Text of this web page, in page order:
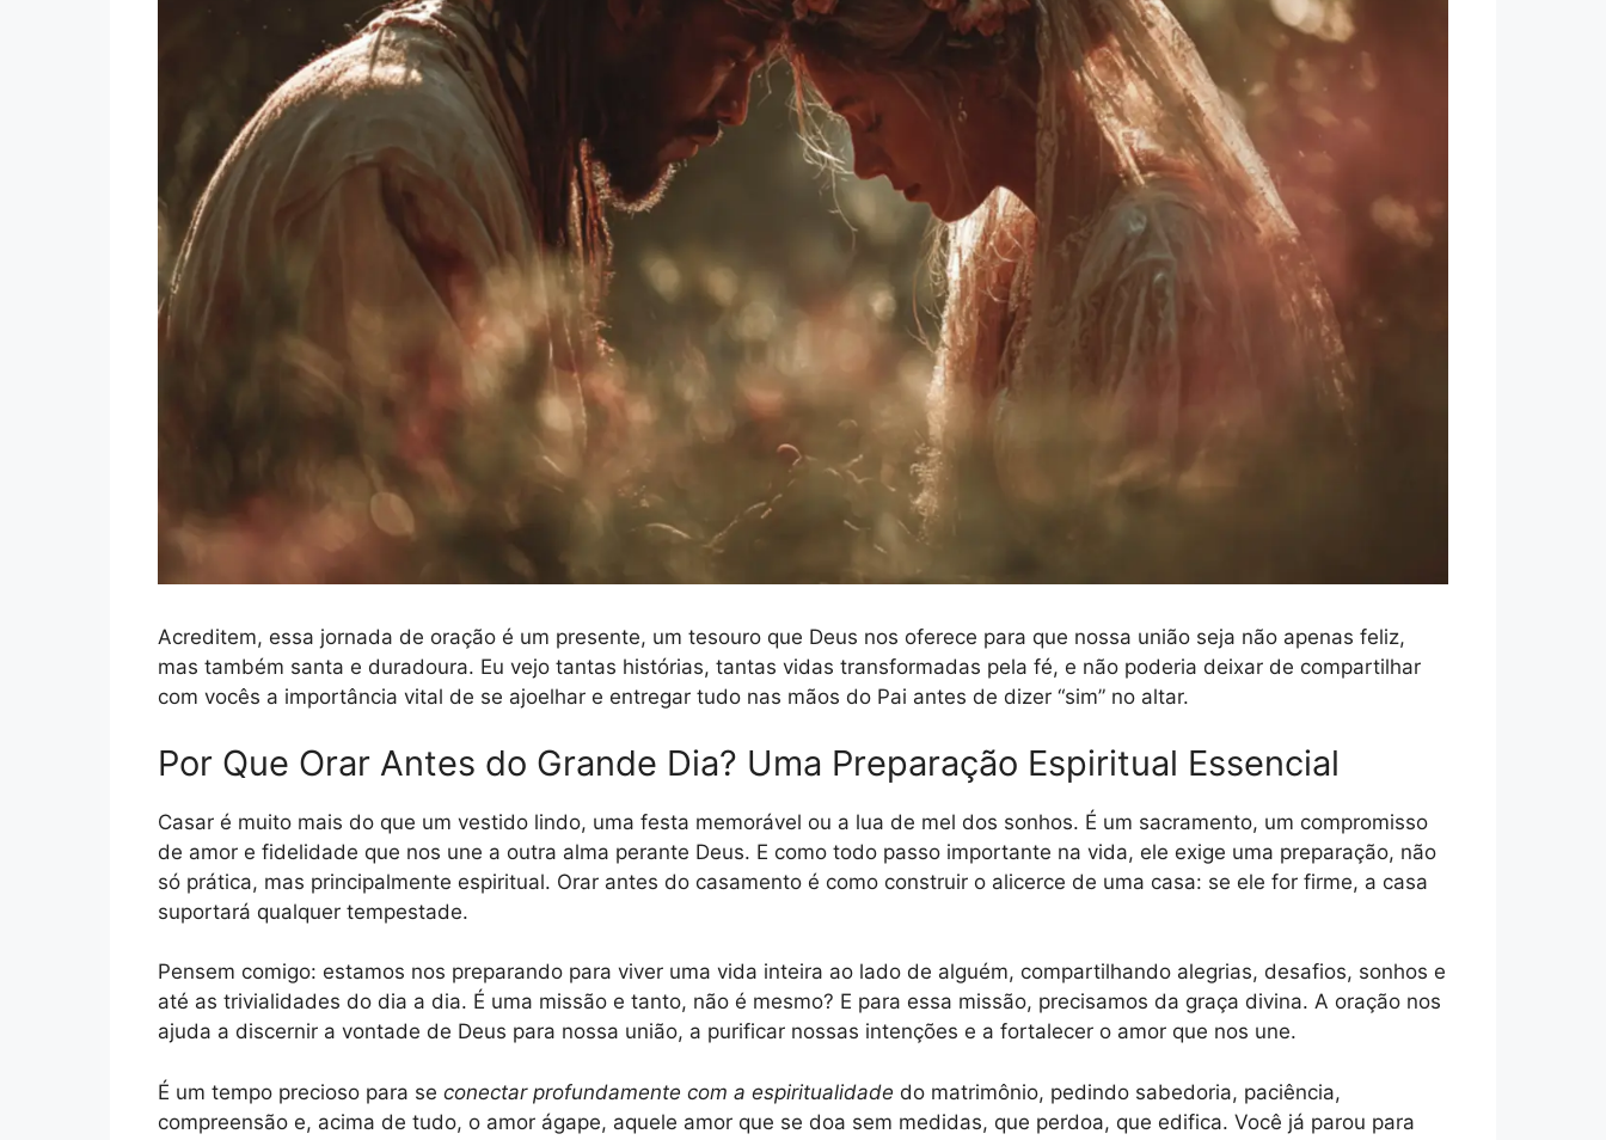
Acreditem, essa jornada de oração é um presente, um tesouro que Deus nos oferece para que nossa união seja não apenas feliz,
mas também santa e duradoura. Eu vejo tantas histórias, tantas vidas transformadas pela fé, e não poderia deixar de compartilhar
com vocês a importância vital de se ajoelhar e entregar tudo nas mãos do Pai antes de dizer “sim” no altar.
Por Que Orar Antes do Grande Dia? Uma Preparação Espiritual Essencial
Casar é muito mais do que um vestido lindo, uma festa memorável ou a lua de mel dos sonhos. É um sacramento, um compromisso
de amor e fidelidade que nos une a outra alma perante Deus. E como todo passo importante na vida, ele exige uma preparação, não
só prática, mas principalmente espiritual. Orar antes do casamento é como construir o alicerce de uma casa: se ele for firme, a casa
suportará qualquer tempestade.
Pensem comigo: estamos nos preparando para viver uma vida inteira ao lado de alguém, compartilhando alegrias, desafios, sonhos e
até as trivialidades do dia a dia. É uma missão e tanto, não é mesmo? E para essa missão, precisamos da graça divina. A oração nos
ajuda a discernir a vontade de Deus para nossa união, a purificar nossas intenções e a fortalecer o amor que nos une.
É um tempo precioso para se conectar profundamente com a espiritualidade do matrimônio, pedindo sabedoria, paciência,
compreensão e, acima de tudo, o amor ágape, aquele amor que se doa sem medidas, que perdoa, que edifica. Você já parou para